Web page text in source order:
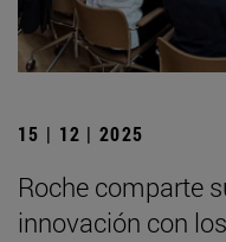
15 | 12 | 2025
Roche comparte
innovación con